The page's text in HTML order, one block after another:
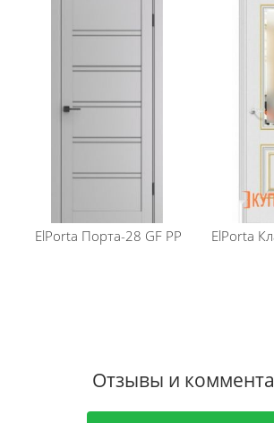
ElPorta Порта-28 GF PP ElPorta
Отзывы и